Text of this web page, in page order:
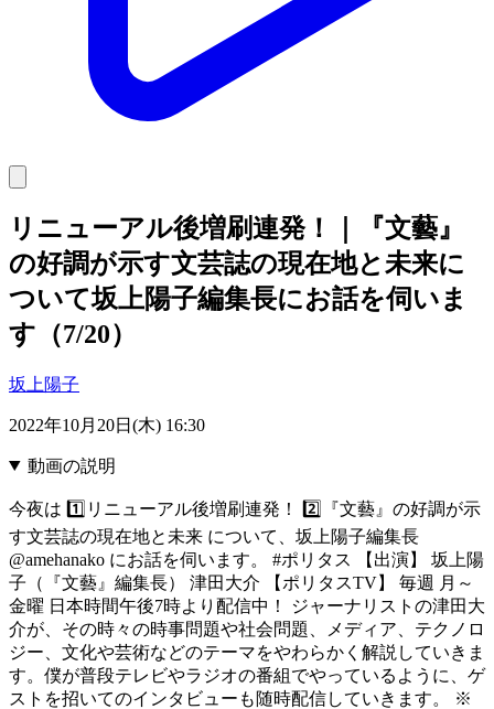
リニューアル後増刷連発！｜『文藝』
の好調が示す文芸誌の現在地と未来に
ついて坂上陽子編集長にお話を伺いま
す（7/20）
坂上陽子
2022年10月20日(木) 16:30
動画の説明
今夜は 1️⃣リニューアル後増刷連発！ 2️⃣『文藝』の好調が示
す文芸誌の現在地と未来 について、坂上陽子編集長
@amehanako にお話を伺います。 #ポリタス 【出演】 坂上陽
子（『文藝』編集長） 津田大介 【ポリタスTV】 毎週 月～
金曜 日本時間午後7時より配信中！ ジャーナリストの津田大
介が、その時々の時事問題や社会問題、メディア、テクノロ
ジー、文化や芸術などのテーマをやわらかく解説していきま
す。僕が普段テレビやラジオの番組でやっているように、ゲ
ストを招いてのインタビューも随時配信していきます。 ※